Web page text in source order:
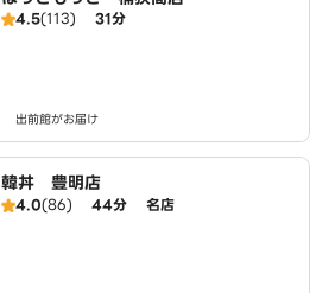
4.5(113) 31分
出前館がお届け
韓丼 豊明店
4.0(86) 44分 名店